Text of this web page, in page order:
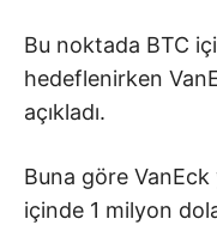
Bu noktada BTC
hedeflenirken
açıkladı.
Buna göre VanEck
içinde 1 milyon